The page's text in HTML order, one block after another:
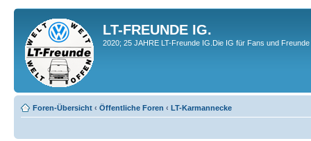
LT-FREUNDE IG.
2020; 25 JAHRE LT-Freunde IG.Die IG für Fans und
Foren-Übersicht ‹ Öffentliche Foren ‹ LT-Karmannecke